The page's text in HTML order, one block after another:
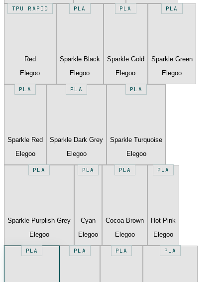
TPU RAPID
Red
Elegoo
PLA
Sparkle Black
Elegoo
PLA
Sparkle Gold
Elegoo
PLA
Sparkle Green
Elegoo
PLA
Sparkle Red
Elegoo
PLA
Sparkle Dark Grey
Elegoo
PLA
Sparkle Turquoise
Elegoo
PLA
Sparkle Purplish Grey
Elegoo
PLA
Cyan
Elegoo
PLA
Cocoa Brown
Elegoo
PLA
Hot Pink
Elegoo
PLA PLA PLA PLA